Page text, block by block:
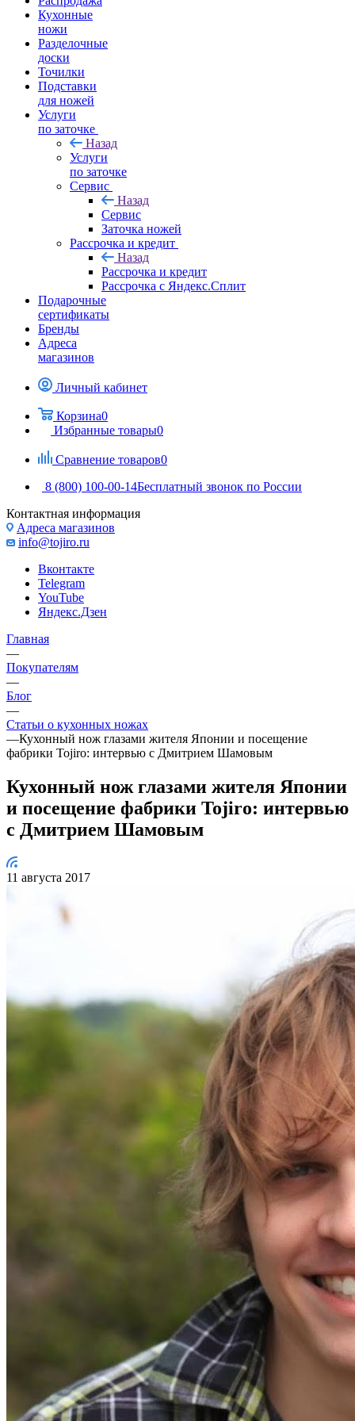
Кухонные
ножи
Разделочные
доски
Точилки
Подставки
для ножей
Услуги
по заточке
Назад
Услуги
по заточке
Сервис
Назад
Сервис
Заточка ножей
Рассрочка и кредит
Назад
Рассрочка и кредит
Рассрочка с Яндекс.Сплит
Подарочные
сертификаты
Бренды
Адреса
магазинов
Личный кабинет
Корзина0
Избранные товары0
Сравнение товаров0
8 (800) 100-00-14Бесплатный звонок по России
Контактная информация
Адреса магазинов
info@tojiro.ru
Вконтакте
Telegram
YouTube
Яндекс.Дзен
Главная
—
Покупателям
—
Блог
—
Статьи о кухонных ножах
—Кухонный нож глазами жителя Японии и посещение
фабрики Tojiro: интервью с Дмитрием Шамовым
Кухонный нож глазами жителя Японии
и посещение фабрики Tojiro: интервью
с Дмитрием Шамовым
11 августа 2017